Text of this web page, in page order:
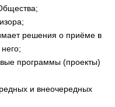
решения о приёме в
программы (проекты)
и внеочередных